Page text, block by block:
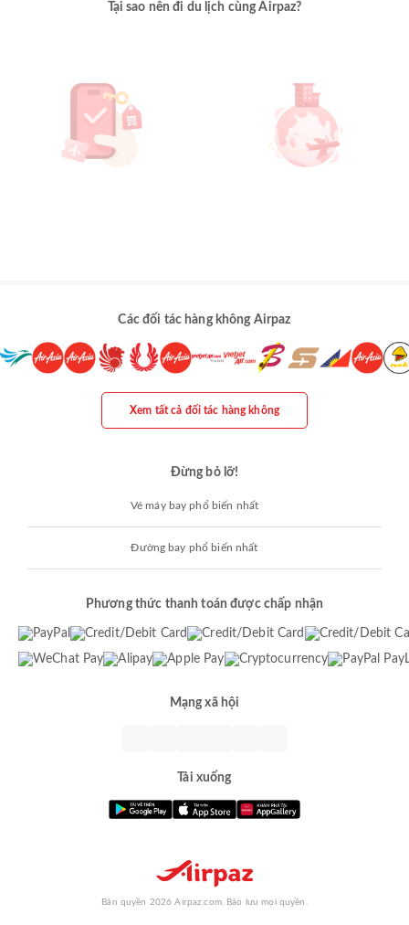
Tại sao nên đi du lịch cùng Airpaz?
Các đối tác hàng không Airpaz
Xem tất cả đối tác hàng không
Đừng bỏ lỡ!
Vé máy bay phổ biến nhất
Đường bay phổ biến nhất
Phương thức thanh toán được chấp nhận
Mạng xã hội
Tải xuống
Bản quyền 2026 Airpaz.com. Bảo lưu mọi quyền.